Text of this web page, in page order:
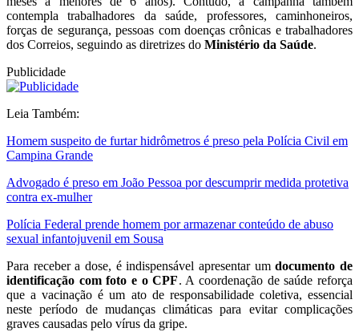
contempla trabalhadores da saúde, professores, caminhoneiros,
forças de segurança, pessoas com doenças crônicas e trabalhadores
dos Correios, seguindo as diretrizes do Ministério da Saúde.
Publicidade
Leia Também:
Homem suspeito de furtar hidrômetros é preso pela Polícia Civil em
Campina Grande
Advogado é preso em João Pessoa por descumprir medida protetiva
contra ex-mulher
Polícia Federal prende homem por armazenar conteúdo de abuso
sexual infantojuvenil em Sousa
Para receber a dose, é indispensável apresentar umdocumento de
identificação com foto e o CPF. A coordenação de saúde reforça
que a vacinação é um ato de responsabilidade coletiva, essencial
neste período de mudanças climáticas para evitar complicações
graves causadas pelo vírus da gripe.